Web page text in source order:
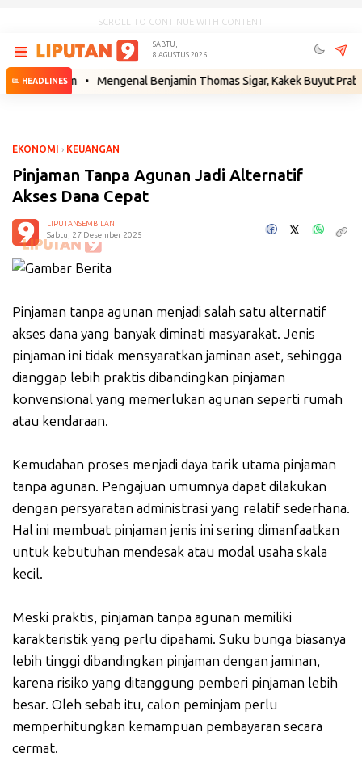
SCROLL TO CONTINUE WITH CONTENT
SABTU,
8 AGUSTUS 2026
HEADLINES
• Mengenal Benjamin Thomas Sigar, Kakek Buyut Prabowo
EKONOMI › KEUANGAN
Pinjaman Tanpa Agunan Jadi Alternatif
Akses Dana Cepat
LIPUTANSEMBILAN
Sabtu, 27 Desember 2025
Pinjaman tanpa agunan menjadi salah satu alternatif
akses dana yang banyak diminati masyarakat. Jenis
pinjaman ini tidak mensyaratkan jaminan aset, sehingga
dianggap lebih praktis dibandingkan pinjaman
konvensional yang memerlukan agunan seperti rumah
atau kendaraan.
Kemudahan proses menjadi daya tarik utama pinjaman
tanpa agunan. Pengajuan umumnya dapat dilakukan
dengan persyaratan administrasi yang relatif sederhana.
Hal ini membuat pinjaman jenis ini sering dimanfaatkan
untuk kebutuhan mendesak atau modal usaha skala
kecil.
Meski praktis, pinjaman tanpa agunan memiliki
karakteristik yang perlu dipahami. Suku bunga biasanya
lebih tinggi dibandingkan pinjaman dengan jaminan,
karena risiko yang ditanggung pemberi pinjaman lebih
besar. Oleh sebab itu, calon peminjam perlu
memperhitungkan kemampuan pembayaran secara
cermat.